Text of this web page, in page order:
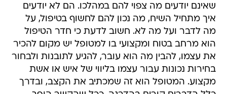
שאינם יודעים מה צפוי להם במהלכו. הם לא יודעים
איך מתחיל השיח, מה נכון להם לחשוף בטיפול, על
מה לדבר ועל מה לא. חשוב לדעת כי חדר הטיפול
הוא מרחב בטוח ומקצועי בו למטופל יש מקום להכיר
את עצמו, להבין מה הוא עובר, להגיע לתובנות ולבחור
בחירות נכונות עבור עצמו בליווי של איש או אשת
מקצוע. המטופל הוא זה שמכתיב את הקצב, ובדרך